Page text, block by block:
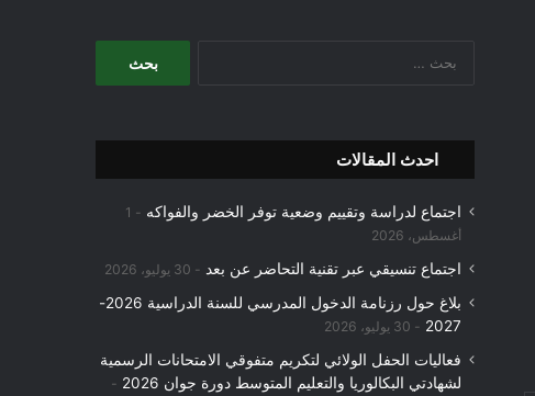
احدث المقالات
اجتماع لدراسة وتقييم وضعية توفر الخضر والفواكه
1
أغسطس، 2026
اجتماع تنسيقي عبر تقنية التحاضر عن بعد 30 يوليو، 2026
بلاغ حول رزنامة الدخول المدرسي للسنة الدراسية 2026-
2027
30 يوليو، 2026
فعاليات الحفل الولائي لتكريم متفوقي الامتحانات الرسمية
لشهادتي البكالوريا والتعليم المتوسط دورة جوان 2026